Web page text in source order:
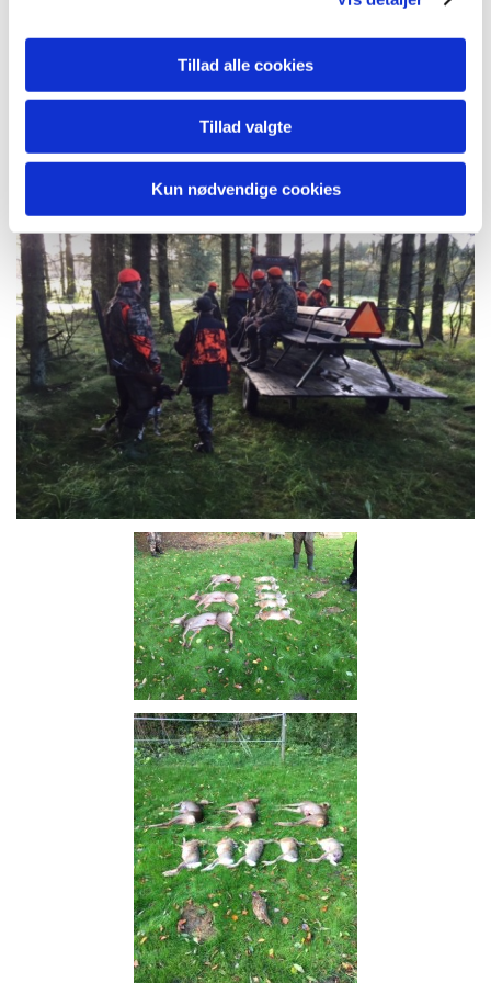
Tillad alle cookies
Tillad valgte
Kun nødvendige cookies
og en enkelt blev nedlagt, så vi også fik fjer på paraden.
Dagens parade talte 3 rådyr, 5 harer og 1 fasan, første gang i
mange år at vi ser så mange harer på paraden og der løber